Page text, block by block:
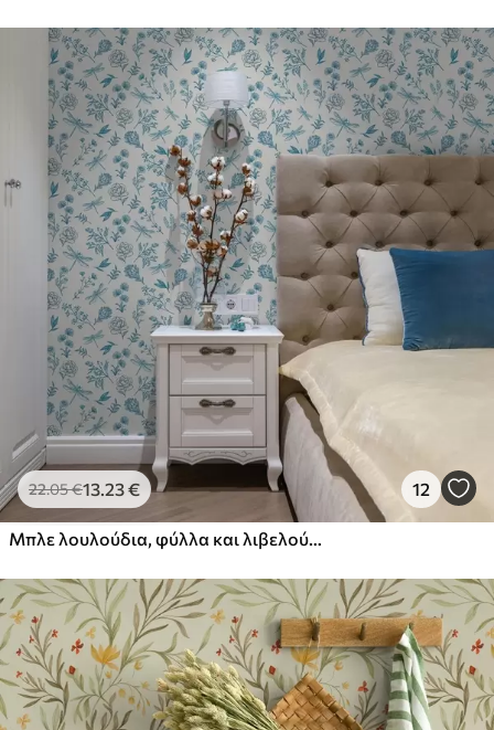
Πρόσθετες
επιλογές
Μπορείτε να προσθέσετε μια
επίστρωση βερνικιού και/ή κόλλα
ταπετσαρίας.
Καθαρισμός
Η ταπετσαρία μπορεί να καθαριστεί
απαλά με ένα μαλακό σφουγγάρι. Οι
ταπετσαρίες με βερνίκι μπορούν να
καθαριστούν με νερό.
Μέθοδος
εφαρμογής
Απρόσκοπτη εφαρμογή
Διαθέσιμα υλικά
Στάνταρ
44.9826.99€/m²
Πρίμιουμ
Premium βινύλιο
65.00 39.00€/m²
22.05€13.23€ 12
Μπλε λουλούδια, φύλλα και λιβελούλες σε λευκό φόντο